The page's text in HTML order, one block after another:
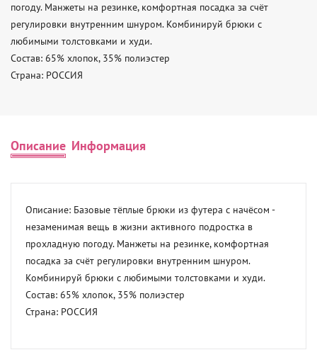
погоду. Манжеты на резинке, комфортная посадка за счёт
регулировки внутренним шнуром. Комбинируй брюки с
любимыми толстовками и худи.
Состав: 65% хлопок, 35% полиэстер
Страна: РОССИЯ
Описание Информация
Описание: Базовые тёплые брюки из футера с начёсом -
незаменимая вещь в жизни активного подростка в
прохладную погоду. Манжеты на резинке, комфортная
посадка за счёт регулировки внутренним шнуром.
Комбинируй брюки с любимыми толстовками и худи.
Состав: 65% хлопок, 35% полиэстер
Страна: РОССИЯ